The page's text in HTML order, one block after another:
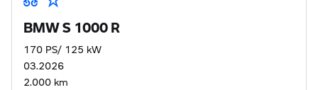
BMW S 1000 R
170 PS/ 125 kW
03.2026
2.000 km